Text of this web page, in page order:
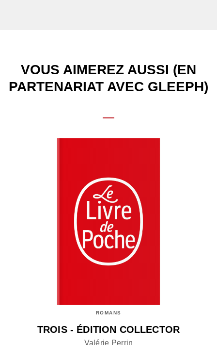
VOUS AIMEREZ AUSSI (EN
PARTENARIAT AVEC GLEEPH)
ROMANS
TROIS - ÉDITION COLLECTOR
Valérie Perrin